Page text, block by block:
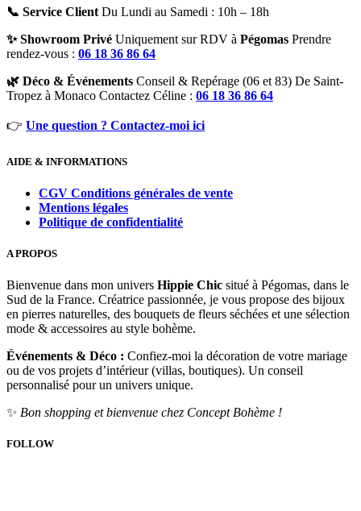
📞 Service Client Du Lundi au Samedi : 10h – 18h
✨ Showroom Privé Uniquement sur RDV à Pégomas Prendre
rendez-vous : 06 18 36 86 64
🌿 Déco & Événements Conseil & Repérage (06 et 83) De Saint-
Tropez à Monaco Contactez Céline : 06 18 36 86 64
👉 Une question ? Contactez-moi ici
AIDE & INFORMATIONS
CGV Conditions générales de vente
Mentions légales
Politique de confidentialité
A PROPOS
Bienvenue dans mon univers Hippie Chic situé à Pégomas, dans le
Sud de la France. Créatrice passionnée, je vous propose des bijoux
en pierres naturelles, des bouquets de fleurs séchées et une sélection
mode & accessoires au style bohème.
Événements & Déco : Confiez-moi la décoration de votre mariage
ou de vos projets d’intérieur (villas, boutiques). Un conseil
personnalisé pour un univers unique.
✨ Bon shopping et bienvenue chez Concept Bohème !
FOLLOW